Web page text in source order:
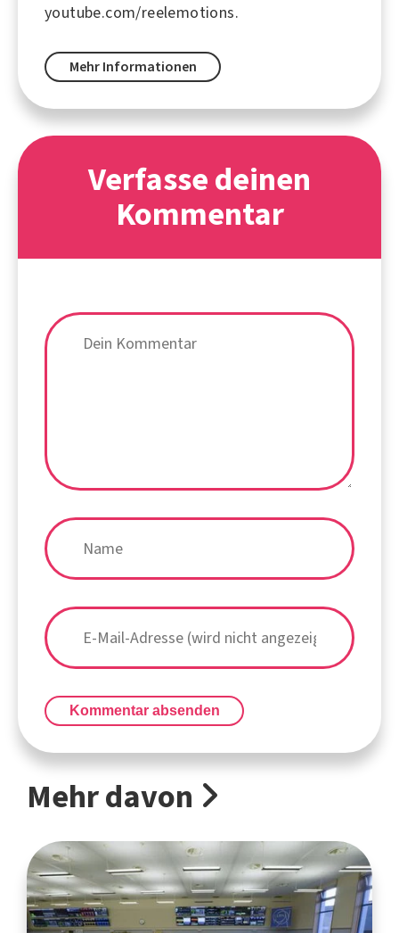
youtube.com/reelemotions.
Mehr Informationen
Verfasse deinen
Kommentar
Kommentar absenden
Mehr davon